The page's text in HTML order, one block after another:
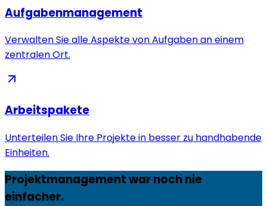
Aufgabenmanagement
Verwalten Sie alle Aspekte von Aufgaben an einem
zentralen Ort.
Arbeitspakete
Unterteilen Sie Ihre Projekte in besser zu handhabende
Einheiten.
Projektmanagement war noch nie
einfacher.